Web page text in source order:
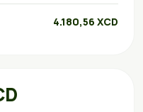
4.180,56 XCD